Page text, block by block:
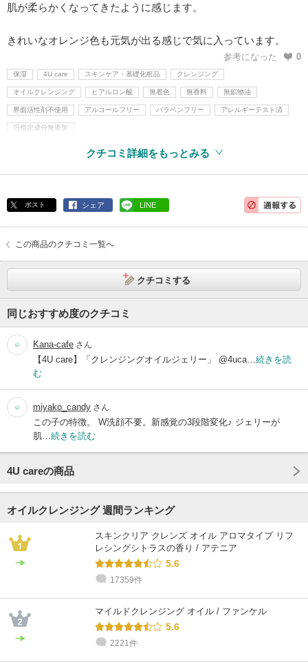
肌が柔らかくなってきたように感じます。
きれいなオレンジ色も元気が出る感じで気に入っています。
参考になった 0
保湿 4U care スキンケア・基礎化粧品 クレンジング
オイルクレンジング ヒアルロン酸 無着色 無香料 無鉱物油
界面活性剤不使用 アルコールフリー パラベンフリー アレルギーテスト済
旧指定成分無添加
クチコミ詳細をもっとみる
ポスト シェア LINE
この商品のクチコミ一覧へ
クチコミする
同じおすすめ度のクチコミ
Kana-cafe さん
【4U care】「クレンジングオイルジェリー」 @4uca…続きを読
む
miyako_candy さん
この子の特徴。 W洗顔不要。新感覚の3段階変化♪ ジェリーが
肌…続きを読む
4U careの商品
オイルクレンジング 週間ランキング
スキンクリア クレンズ オイル アロマタイプ リフ
レシングシトラスの香り / アテニア
5.6
17359件
マイルドクレンジング オイル / ファンケル
5.6
2221件